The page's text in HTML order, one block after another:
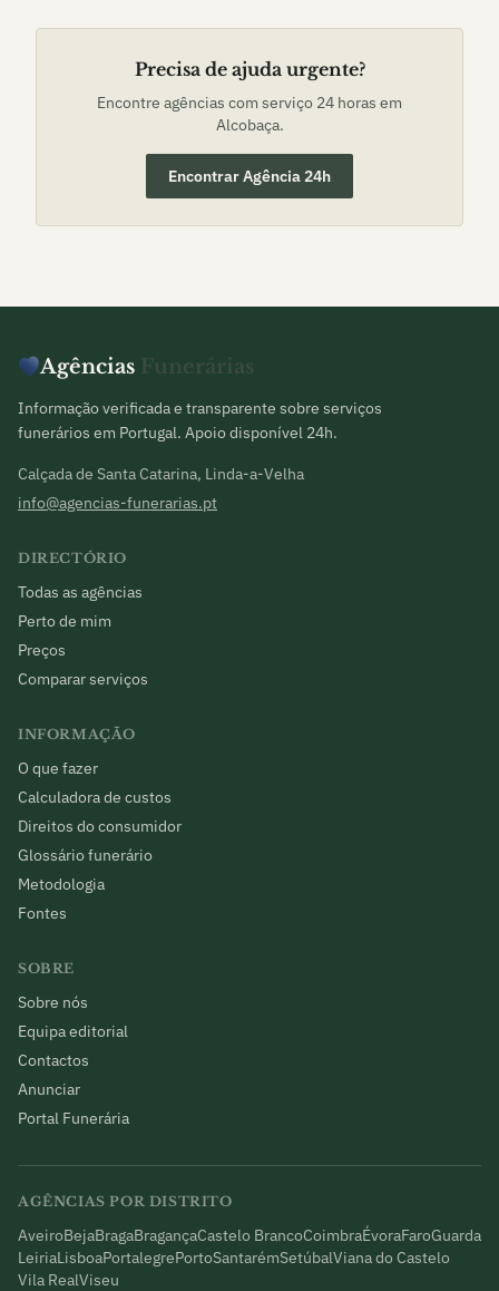
Precisa de ajuda urgente?
Encontre agências com serviço 24 horas em
Alcobaça.
Encontrar Agência 24h
Agências Funerárias
Informação verificada e transparente sobre serviços
funerários em Portugal. Apoio disponível 24h.
Calçada de Santa Catarina, Linda-a-Velha
info@agencias-funerarias.pt
DIRECTÓRIO
Todas as agências
Perto de mim
Preços
Comparar serviços
INFORMAÇÃO
O que fazer
Calculadora de custos
Direitos do consumidor
Glossário funerário
Metodologia
Fontes
SOBRE
Sobre nós
Equipa editorial
Contactos
Anunciar
Portal Funerária
AGÊNCIAS POR DISTRITO
AveiroBejaBragaBragançaCastelo BrancoCoimbraÉvoraFaroGuarda
LeiriaLisboaPortalegrePortoSantarémSetúbalViana do Castelo
Vila RealViseu